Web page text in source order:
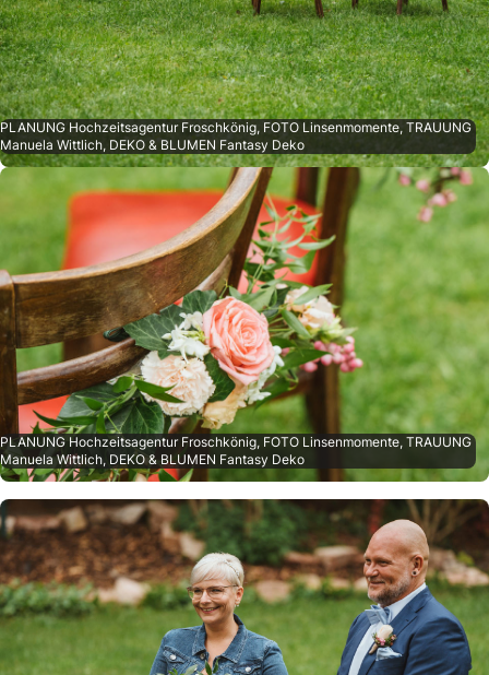
PLANUNG Hochzeitsagentur Froschkönig, FOTO Linsenmomente, TRAUUNG
Manuela Wittlich, DEKO & BLUMEN Fantasy Deko
PLANUNG Hochzeitsagentur Froschkönig, FOTO Linsenmomente, TRAUUNG
Manuela Wittlich, DEKO & BLUMEN Fantasy Deko